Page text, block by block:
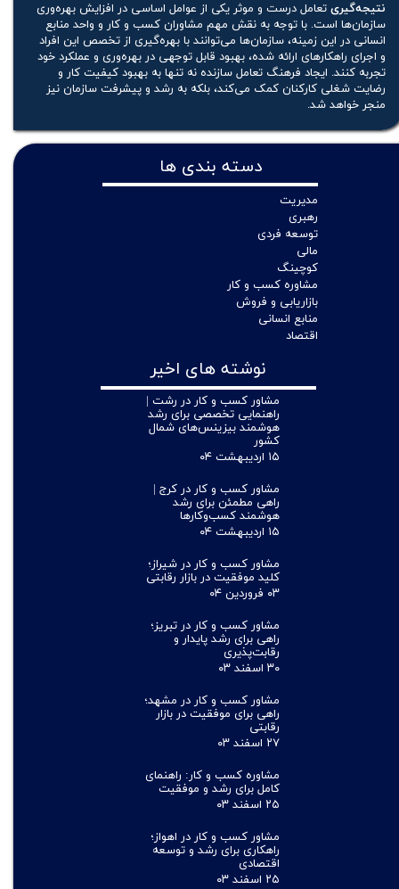
نتیجه‌گیری تعامل درست و موثر یکی از عوامل اساسی در افزایش بهره‌وری
سازمان‌ها است. با توجه به نقش مهم مشاوران کسب و کار و واحد منابع
انسانی در این زمینه، سازمان‌ها می‌توانند با بهره‌گیری از تخصص این افراد
و اجرای راهکارهای ارائه شده، بهبود قابل توجهی در بهره‌وری و عملکرد خود
تجربه کنند. ایجاد فرهنگ تعامل سازنده نه تنها به بهبود کیفیت کار و
رضایت شغلی کارکنان کمک می‌کند، بلکه به رشد و پیشرفت سازمان نیز
منجر خواهد شد.
نوشته های اخیر
مشاور کسب و کار در رشت |
راهنمایی تخصصی برای رشد
هوشمند بیزینس‌های شمال
کشور
۱۵ اردیبهشت ۰۴
مشاور کسب و کار در کرج |
راهی مطمئن برای رشد
هوشمند کسب‌وکارها
۱۵ اردیبهشت ۰۴
مشاور کسب و کار در شیراز؛
کلید موفقیت در بازار رقابتی
۰۳ فروردین ۰۴
مشاور کسب و کار در تبریز؛
راهی برای رشد پایدار و
رقابت‌پذیری
۳۰ اسفند ۰۳
مشاور کسب و کار در مشهد؛
راهی برای موفقیت در بازار
رقابتی
۲۷ اسفند ۰۳
مشاوره کسب و کار: راهنمای
کامل برای رشد و موفقیت
۲۵ اسفند ۰۳
مشاور کسب و کار در اهواز؛
راهکاری برای رشد و توسعه
اقتصادی
۲۵ اسفند ۰۳
دسته بندی ها
مدیریت
رهبری
توسعه فردی
مالی
کوچینگ
مشاوره کسب و کار
بازاریابی و فروش
منابع انسانی
اقتصاد